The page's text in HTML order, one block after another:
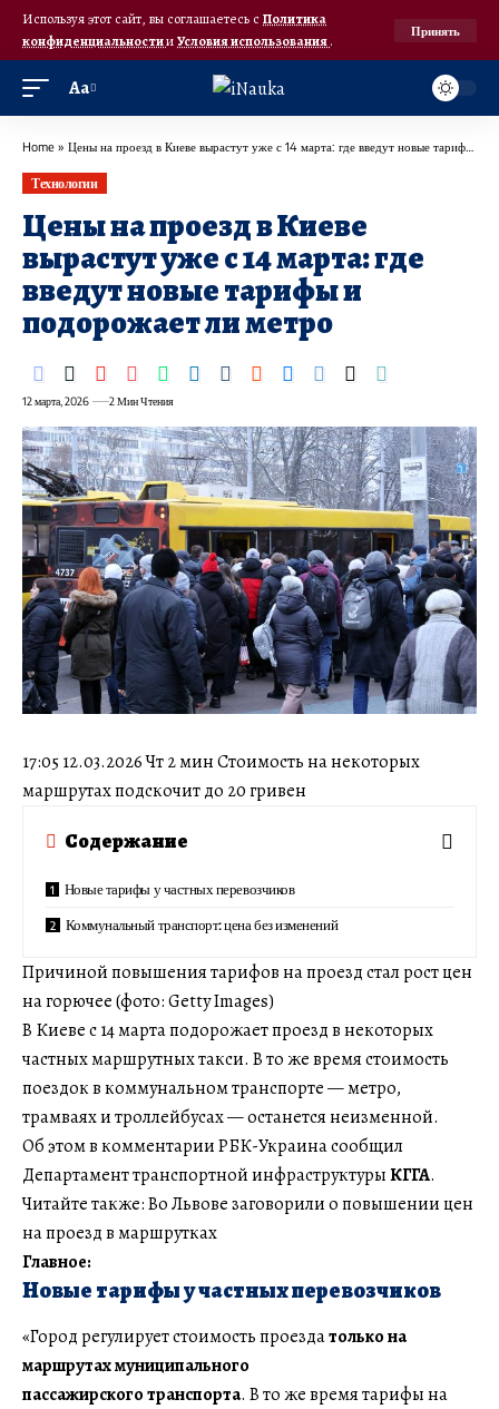
Используя этот сайт, вы соглашаетесь с Политика
конфиденциальностииУсловия использования.
Принять
Аа
Home » Цены на проезд в Киеве вырастут уже с 14 марта: где введут новые тарифы и подорожает ли метро
Технологии
Цены на проезд в Киеве
вырастут уже с 14 марта: где
введут новые тарифы и
подорожает ли метро
12 марта, 2026 2 Мин Чтения
17:05 12.03.2026 Чт 2 мин Стоимость на некоторых
маршрутах подскочит до 20 гривен
Содержание
Новые тарифы у частных перевозчиков
Коммунальный транспорт: цена без изменений
Причиной повышения тарифов на проезд стал рост цен
на горючее (фото: Getty Images)
В Киеве с 14 марта подорожает проезд в некоторых
частных маршрутных такси. В то же время стоимость
поездок в коммунальном транспорте — метро,
трамваях и троллейбусах — останется неизменной.
Об этом в комментарии РБК-Украина сообщил
Департамент транспортной инфраструктурыКГГА.
Читайте также: Во Львове заговорили о повышении цен
на проезд в маршрутках
Главное:
Новые тарифы у частных перевозчиков
«Город регулирует стоимость проездатолько на
маршрутах муниципального
пассажирского транспорта. В то же время тарифы на